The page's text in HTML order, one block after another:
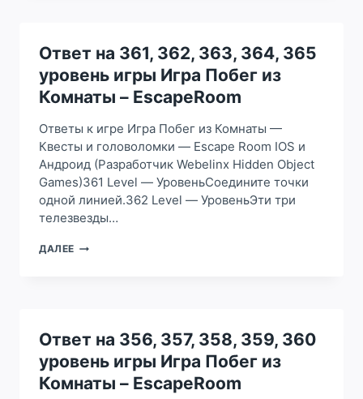
5
УРОВЕНЬ
ИГРЫ
ИГРА
ПОБЕГ
КОМНАТЫ
—
ESCAPEROOM
Ответ на 361, 362, 363, 364, 365
уровень игры Игра Побег из
Комнаты – EscapeRoom
Ответы к игре Игра Побег из Комнаты —
Квесты и головоломки — Escape Room IOS и
Андроид (Разработчик Webelinx Hidden Object
Games)361 Level — УровеньСоедините точки
одной линией.362 Level — УровеньЭти три
телезвезды…
ДАЛЕЕ ОТВЕТ
365
УРОВЕНЬ
ИГРЫ
ИГРА
ПОБЕГ
Ответ на 356, 357, 358, 359, 360
уровень игры Игра Побег из
Комнаты – EscapeRoom